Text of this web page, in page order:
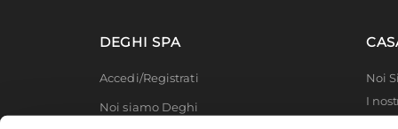
DEGHI SPA
Accedi/Registrati
Noi siamo Deghi
Noi
I